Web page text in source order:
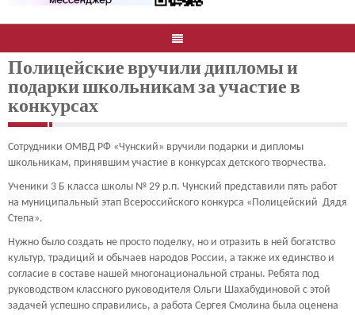
Полицейские вручили дипломы и
подарки школьникам за участие в
конкурсах
Сотрудники ОМВД РФ «Чунский» вручили подарки и дипломы
школьникам, принявшим участие в конкурсах детского творчества.
Ученики 3 Б класса школы № 29 р.п. Чунский представили пять работ
на муниципальный этап Всероссийского конкурса «Полицейский Дядя
Степа».
Нужно было создать не просто поделку, но и отразить в ней богатство
культур, традиций и обычаев народов России, а также их единство и
согласие в составе нашей многонациональной страны. Ребята под
руководством классного руководителя Ольги Шахабудиновой с этой
задачей успешно справились, а работа Сергея Смолина была оценена